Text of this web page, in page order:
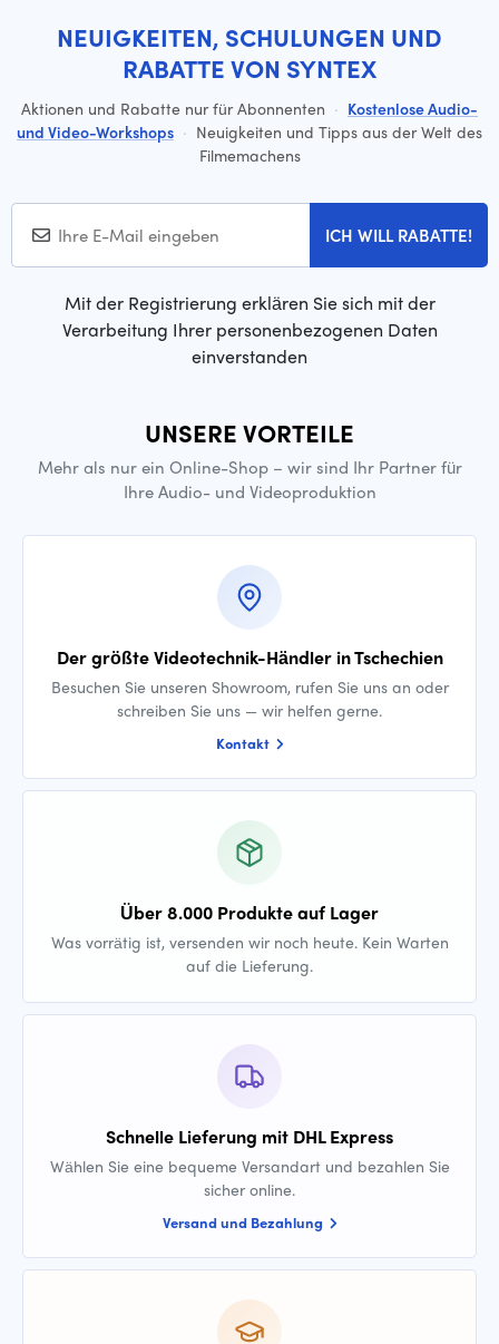
NEUIGKEITEN, SCHULUNGEN UND
RABATTE VON SYNTEX
Aktionen und Rabatte nur für Abonnenten · Kostenlose Audio-
und Video-Workshops · Neuigkeiten und Tipps aus der Welt des
Filmemachens
ICH WILL RABATTE!
Mit der Registrierung erklären Sie sich mit der
Verarbeitung Ihrer personenbezogenen Daten
einverstanden
UNSERE VORTEILE
Mehr als nur ein Online-Shop – wir sind Ihr Partner für
Ihre Audio- und Videoproduktion
Der größte Videotechnik-Händler in Tschechien
Besuchen Sie unseren Showroom, rufen Sie uns an oder
schreiben Sie uns — wir helfen gerne.
Kontakt
Über 8.000 Produkte auf Lager
Was vorrätig ist, versenden wir noch heute. Kein Warten
auf die Lieferung.
Schnelle Lieferung mit DHL Express
Wählen Sie eine bequeme Versandart und bezahlen Sie
sicher online.
Versand und Bezahlung